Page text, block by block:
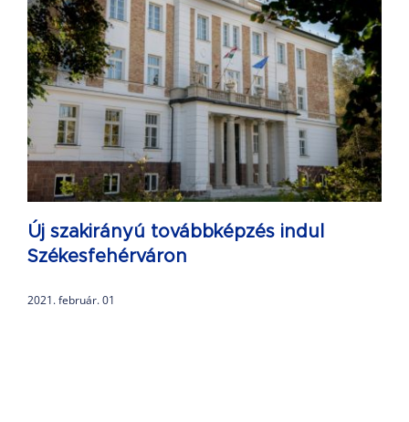
Új szakirányú továbbképzés indul
Székesfehérváron
2021. február. 01